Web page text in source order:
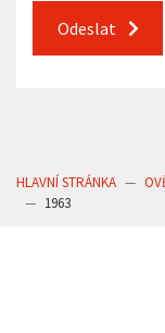
Odeslat
HLAVNÍ STRÁNKA
1963